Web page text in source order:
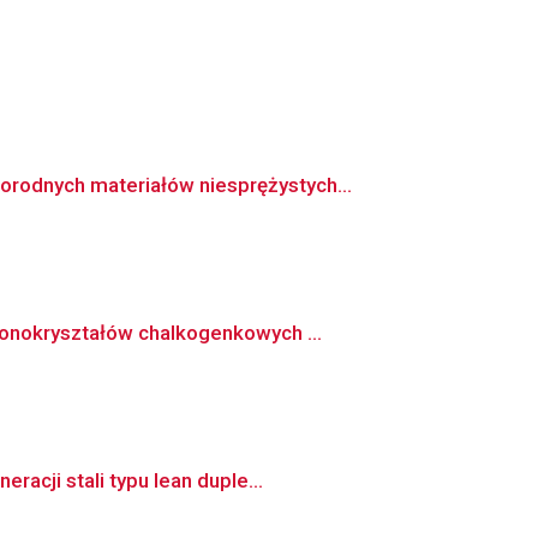
materiałów niesprężystych...
chalkogenkowych ...
stali typu lean duple...